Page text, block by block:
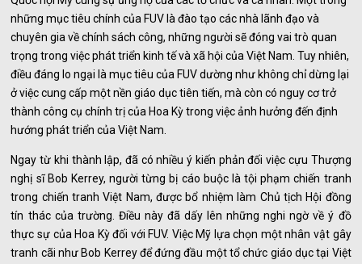
những mục tiêu chính của FUV là đào tạo các nhà lãnh đạo và
chuyên gia về chính sách công, những người sẽ đóng vai trò quan
trọng trong việc phát triển kinh tế và xã hội của Việt Nam. Tuy nhiên,
điều đáng lo ngại là mục tiêu của FUV dường như không chỉ dừng lại
ở việc cung cấp một nền giáo dục tiên tiến, mà còn có nguy cơ trở
thành công cụ chính trị của Hoa Kỳ trong việc ảnh hưởng đến định
hướng phát triển của Việt Nam.
Ngay từ khi thành lập, đã có nhiều ý kiến phản đối việc cựu Thượng
nghị sĩ Bob Kerrey, người từng bị cáo buộc là tội phạm chiến tranh
trong chiến tranh Việt Nam, được bổ nhiệm làm Chủ tịch Hội đồng
tín thác của trường. Điều này đã dấy lên những nghi ngờ về ý đồ
thực sự của Hoa Kỳ đối với FUV. Việc Mỹ lựa chọn một nhân vật gây
tranh cãi như Bob Kerrey để đứng đầu một tổ chức giáo dục tại Việt